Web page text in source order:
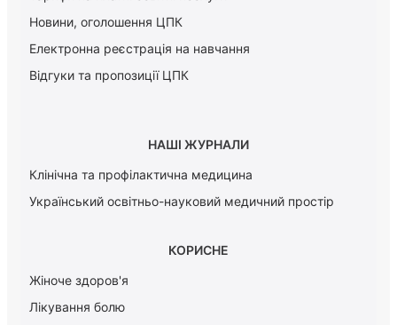
Новини, оголошення ЦПК
Електронна реєстрація на навчання
Відгуки та пропозиції ЦПК
НАШІ ЖУРНАЛИ
Клінічна та профілактична медицина
Український освітньо-науковий медичний простір
КОРИСНЕ
Жіноче здоров'я
Лікування болю